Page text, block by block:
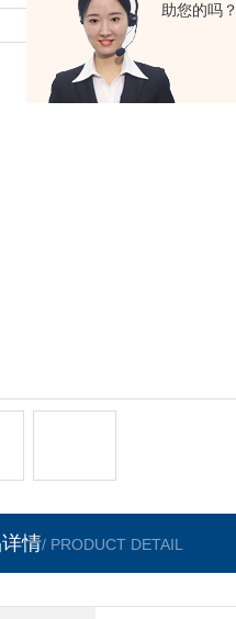
助您的吗？
CENTER
情/ PRODUCT DETAIL